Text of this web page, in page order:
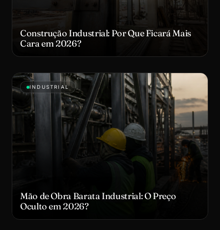
Construção Industrial: Por Que Ficará Mais
Cara em 2026?
INDUSTRIAL
Mão de Obra Barata Industrial: O Preço
Oculto em 2026?